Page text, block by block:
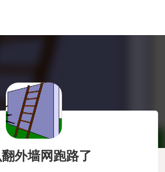
外墙网跑路了